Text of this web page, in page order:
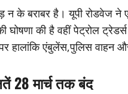
के बराबर है। यूपी रोडवेज ने
की है वहीं पेट्रोल
हालांकि एंबुलेंस,पुलिस वाहन
28 मार्च तक बंद